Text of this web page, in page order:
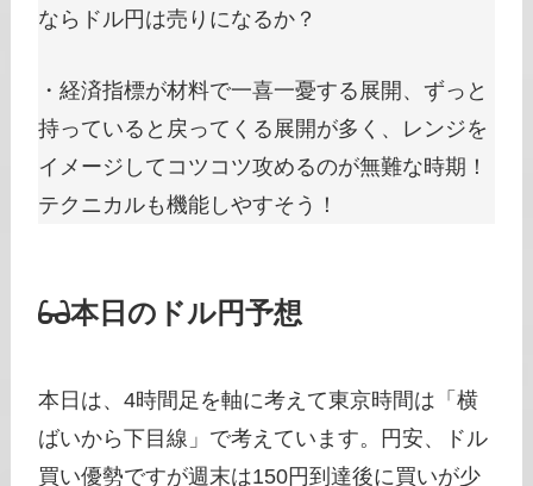
ならドル円は売りになるか？
・経済指標が材料で一喜一憂する展開、ずっと
持っていると戻ってくる展開が多く、レンジを
イメージしてコツコツ攻めるのが無難な時期！
テクニカルも機能しやすそう！
本日のドル円予想
本日は、4時間足を軸に考えて東京時間は「横
ばいから下目線」で考えています。円安、ドル
買い優勢ですが週末は150円到達後に買いが少